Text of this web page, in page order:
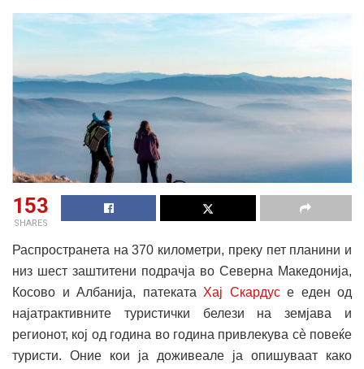
153
SHARES
Распространета на 370 километри, преку пет планини и
низ шест заштитени подрачја во Северна Македонија,
Косово и Албанија, патеката Хај Скардусе еден од
најатрактивните туристички белези на земјава и
регионот, кој од година во година привлекува сè повеќе
туристи. Оние кои ја доживеале ја опишуваат како